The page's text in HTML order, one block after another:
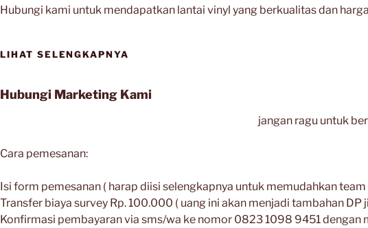
Hubungi kami untuk mendapatkan lantai vinyl yang berkualitas dan
LIHAT SELENGKAPNYA
Hubungi Marketing Kami
jangan ragu untuk
Cara pemesanan:
Isi form pemesanan ( harap diisi selengkapnya untuk memudahkan
Transfer biaya survey Rp. 100.000 ( uang ini akan menjadi tambahan DP
Konfirmasi pembayaran via sms/wa ke nomor 0823 1098 9451